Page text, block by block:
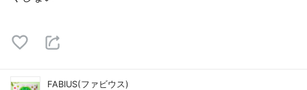
FABIUS(ファビウス)